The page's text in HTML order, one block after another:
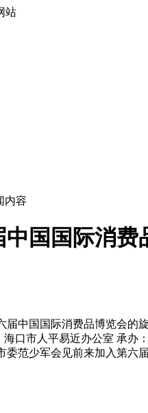
站
内容
国国际消费
国国际消费品博览会的
口市人平易近办公室 承
范少军会见前来加入第六